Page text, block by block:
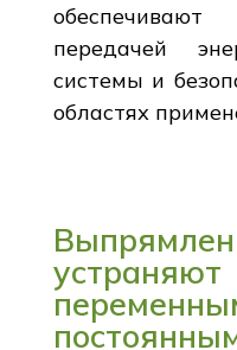
передачей
системы и
областях